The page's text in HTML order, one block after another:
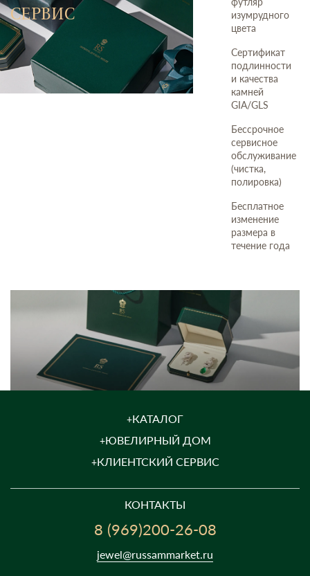
СЕРВИС
изумрудного
цвета
Сертификат
подлинности
и качества
камней
GIA/GLS
Бессрочное
сервисное
обслуживание
(чистка,
полировка)
Бесплатное
изменение
размера в
течение года
КАТАЛОГ
ЮВЕЛИРНЫЙ ДОМ
КЛИЕНТСКИЙ СЕРВИС
КОНТАКТЫ
8 (969)200-26-08
jewel@russammarket.ru